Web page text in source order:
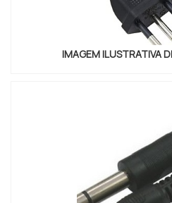
IMAGEM ILUSTRATIVA